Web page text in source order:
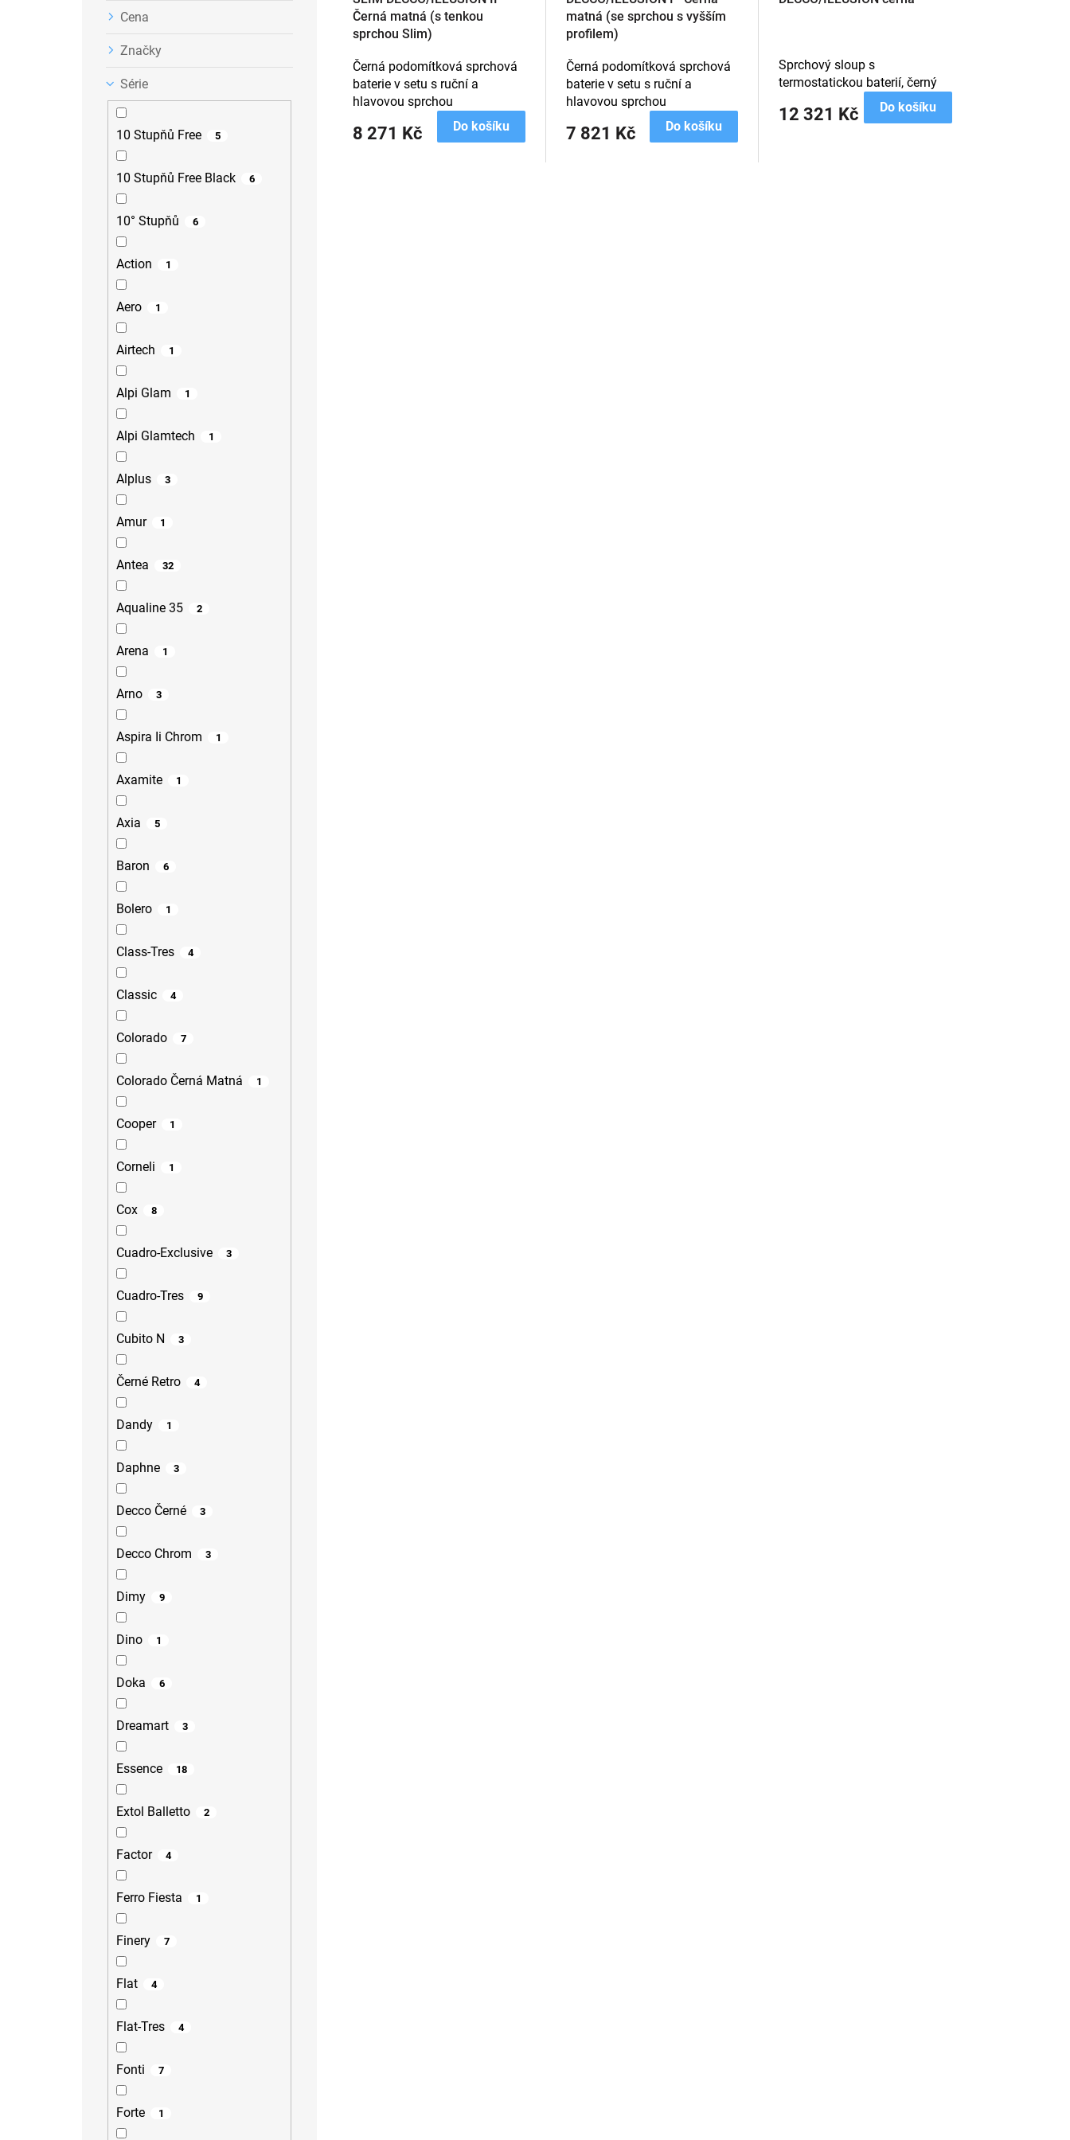
Cena
Značky
Série
10 Stupňů Free 5
10 Stupňů Free Black 6
10° Stupňů 6
Action 1
Aero 1
Airtech 1
Alpi Glam 1
Alpi Glamtech 1
Alplus 3
Amur 1
Antea 32
Aqualine 35 2
Arena 1
Arno 3
Aspira Ii Chrom 1
Axamite 1
Axia 5
Baron 6
Bolero 1
Class-Tres 4
Classic 4
Colorado 7
Colorado Černá Matná 1
Cooper 1
Corneli 1
Cox 8
Cuadro-Exclusive 3
Cuadro-Tres 9
Cubito N 3
Černé Retro 4
Dandy 1
Daphne 3
Decco Černé 3
Decco Chrom 3
Dimy 9
Dino 1
Doka 6
Dreamart 3
Essence 18
Extol Balletto 2
Factor 4
Ferro Fiesta 1
Finery 7
Flat 4
Flat-Tres 4
Fonti 7
Forte 1
Černá matná (s tenkou
sprchou Slim)
8 271 Kč Do košíku
Černá podomítková sprchová
baterie v setu s ruční a
hlavovou sprchou
matná (se sprchou s vyšším
profilem)
7 821 Kč Do košíku
Černá podomítková sprchová
baterie v setu s ruční a
hlavovou sprchou
12 321 Kč Do košíku
Sprchový sloup s
termostatickou baterií, černý